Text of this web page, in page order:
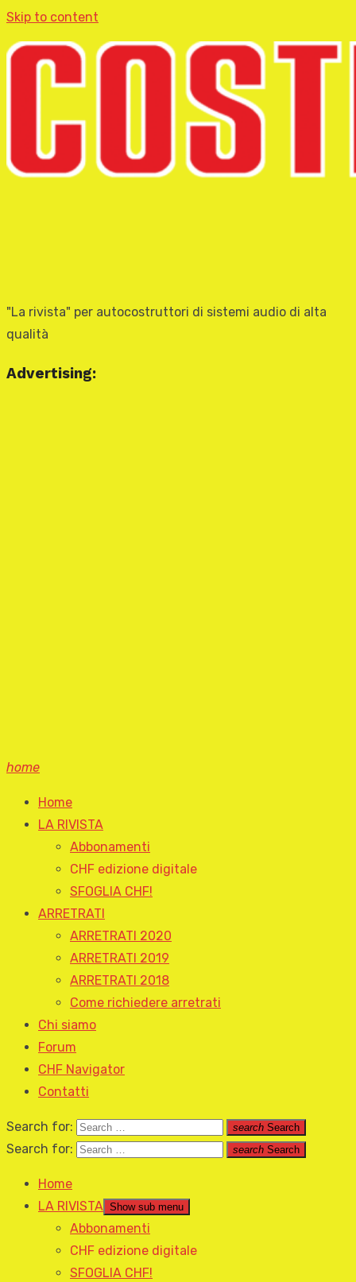
Skip to content
"La rivista" per autocostruttori di sistemi audio di alta
qualità
Advertising:
home
Home
LA RIVISTA
Abbonamenti
CHF edizione digitale
SFOGLIA CHF!
ARRETRATI
ARRETRATI 2020
ARRETRATI 2019
ARRETRATI 2018
Come richiedere arretrati
Chi siamo
Forum
CHF Navigator
Contatti
Search for: search Search
Search for: search Search
Home
LA RIVISTA Show sub menu
Abbonamenti
CHF edizione digitale
SFOGLIA CHF!